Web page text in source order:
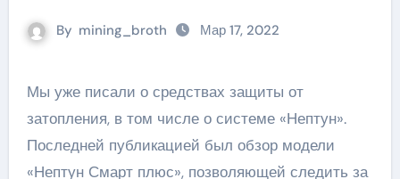
By mining_broth Мар 17, 2022
Мы уже писали о средствах защиты от
затопления, в том числе о системе «Нептун».
Последней публикацией был обзор модели
«Нептун Смарт плюс», позволяющей следить за